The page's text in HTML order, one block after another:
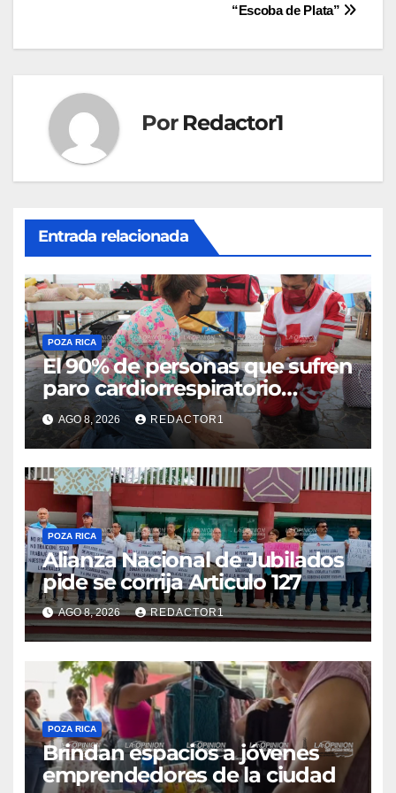
“Escoba de Plata”
Por Redactor1
Entrada relacionada
POZA RICA
El 90% de personas que sufren
paro cardiorrespiratorio
mueren
AGO 8, 2026 REDACTOR1
POZA RICA
Alianza Nacional de Jubilados
pide se corrija Articulo 127
AGO 8, 2026 REDACTOR1
POZA RICA
Brindan espacios a jóvenes
emprendedores de la ciudad